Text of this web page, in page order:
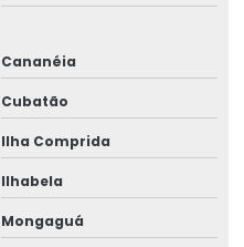
Cananéia
Cubatão
Ilha Comprida
Ilhabela
Mongaguá